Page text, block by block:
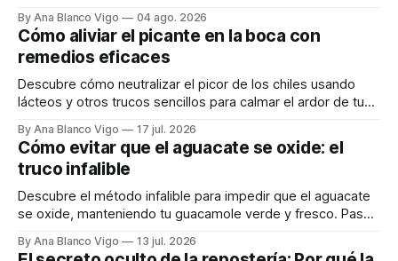
By Ana Blanco Vigo 04 ago. 2026
Cómo aliviar el picante en la boca con
remedios eficaces
Descubre cómo neutralizar el picor de los chiles usando
lácteos y otros trucos sencillos para calmar el ardor de tu
By Ana Blanco Vigo 17 jul. 2026
Cómo evitar que el aguacate se oxide: el
truco infalible
Descubre el método infalible para impedir que el aguacate
se oxide, manteniendo tu guacamole verde y fresco. Paso
By Ana Blanco Vigo 13 jul. 2026